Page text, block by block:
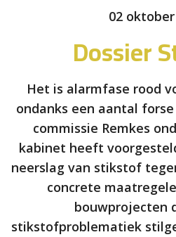
02 oktober
Dossier
Het is alarmfase rood
ondanks een aantal
commissie Remkes
kabinet heeft
neerslag van stikstof
concrete
bouwprojecten
stikstofproblematiek